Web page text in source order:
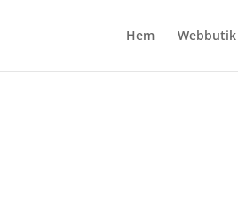
Hem Webbutik